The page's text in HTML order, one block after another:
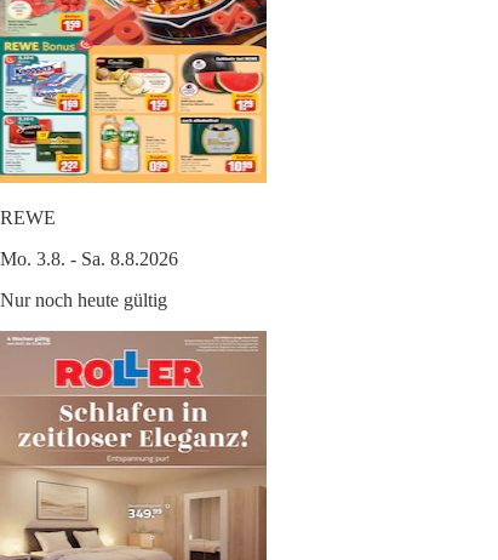
REWE
Mo. 3.8. - Sa. 8.8.2026
Nur noch heute gültig